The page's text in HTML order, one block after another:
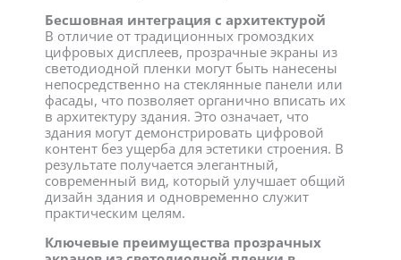
Бесшовная интеграция с архитектурой
В отличие от традиционных громоздких
цифровых дисплеев, прозрачные экраны из
светодиодной пленки могут быть нанесены
непосредственно на стеклянные панели или
фасады, что позволяет органично вписать их
в архитектуру здания. Это означает, что
здания могут демонстрировать цифровой
контент без ущерба для эстетики строения. В
результате получается элегантный,
современный вид, который улучшает общий
дизайн здания и одновременно служит
практическим целям.
Ключевые преимущества прозрачных